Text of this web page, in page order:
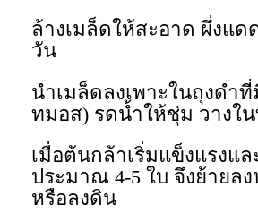
ล้างเมล็ดให้สะอาด ผึ่งแด
วัน
นำเมล็ดลงเพาะในถุงดำ
ทมอส) รดน้ำให้ชุ่ม วางใ
เมื่อต้นกล้าเริ่มแข็งแรงแล
ประมาณ 4-5 ใบ จึงย้ายล
หรือลงดิน